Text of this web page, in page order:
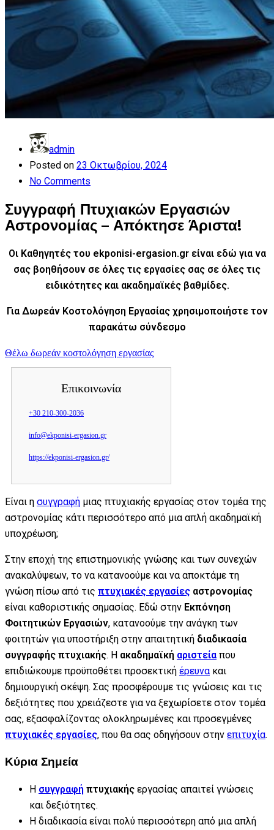
admin
Posted on 23 Οκτωβρίου, 2024
No Comments
Συγγραφή Πτυχιακών Εργασιών
Αστρονομίας – Απόκτησε Άριστα!
Οι Καθηγητές του ekponisi-ergasion.gr είναι εδώ για να
σας βοηθήσουν σε όλες τις εργασίες σας σε όλες τις
ειδικότητες και ακαδημαϊκές βαθμίδες.
Για Δωρεάν Κοστολόγηση Εργασίας χρησιμοποιήστε τον
παρακάτω σύνδεσμο
Θέλω δωρεάν κοστολόγηση εργασίας
Επικοινωνία
+30 210-300-2036
info@ekponisi-ergasion.gr
https://ekponisi-ergasion.gr/
Είναι η συγγραφή μιας πτυχιακής εργασίας στον τομέα της
αστρονομίας κάτι περισσότερο από μια απλή ακαδημαϊκή
υποχρέωση;
Στην εποχή της επιστημονικής γνώσης και των συνεχών
ανακαλύψεων, το να κατανοούμε και να αποκτάμε τη
γνώση πίσω από τις πτυχιακές εργασίες αστρονομίας
είναι καθοριστικής σημασίας. Εδώ στην Εκπόνηση
Φοιτητικών Εργασιών, κατανοούμε την ανάγκη των
φοιτητών για υποστήριξη στην απαιτητική διαδικασία
συγγραφής πτυχιακής. Η ακαδημαϊκή αριστεία που
επιδιώκουμε προϋποθέτει προσεκτική έρευνα και
δημιουργική σκέψη. Σας προσφέρουμε τις γνώσεις και τις
δεξιότητες που χρειάζεστε για να ξεχωρίσετε στον τομέα
σας, εξασφαλίζοντας ολοκληρωμένες και προσεγμένες
πτυχιακές εργασίες, που θα σας οδηγήσουν στην επιτυχία.
Κύρια Σημεία
Η συγγραφή πτυχιακής εργασίας απαιτεί γνώσεις
και δεξιότητες.
Η διαδικασία είναι πολύ περισσότερη από μια απλή